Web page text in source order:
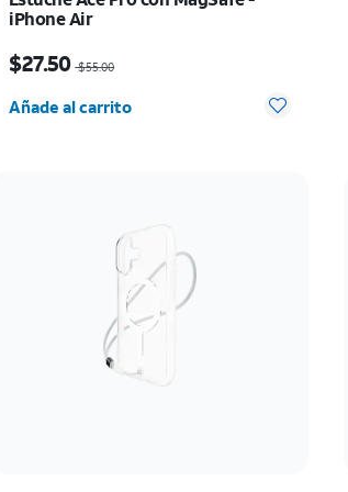
iPhone Air
$27.50 $55.00
Añade al carrito